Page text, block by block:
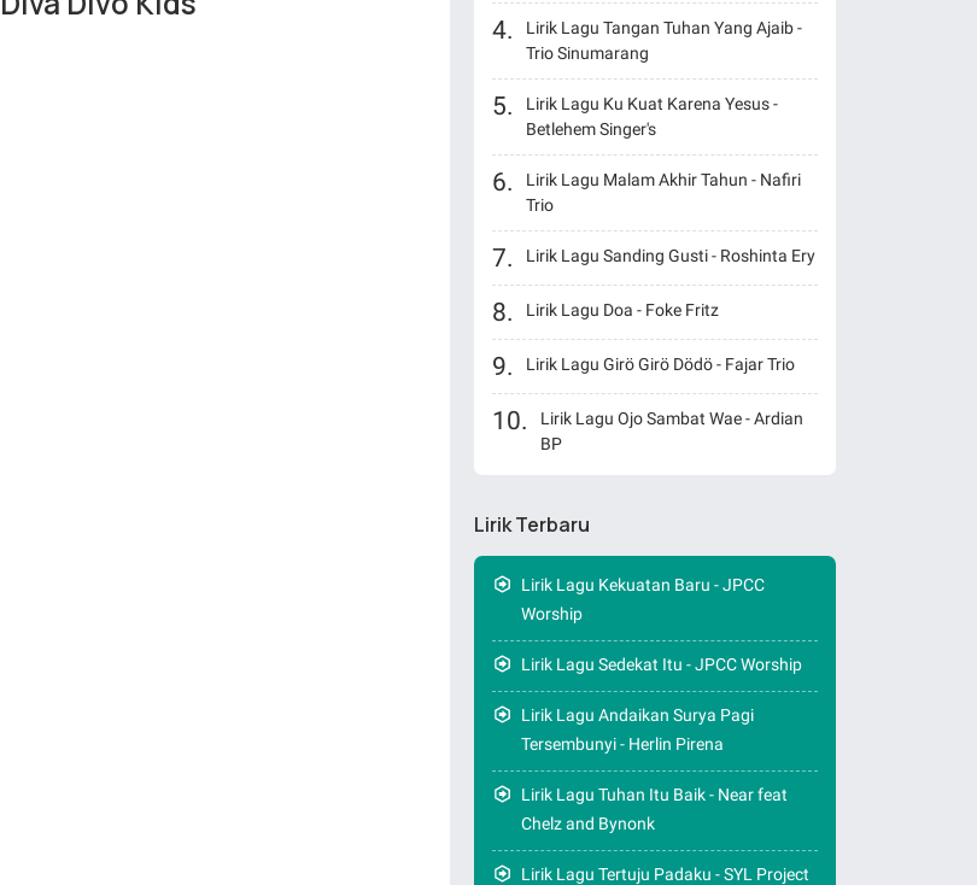
Lirik Lagu Tangan Tuhan Yang Ajaib -
Trio Sinumarang
Lirik Lagu Ku Kuat Karena Yesus -
Betlehem Singer's
Lirik Lagu Malam Akhir Tahun - Nafiri
Trio
Lirik Lagu Sanding Gusti - Roshinta Ery
Lirik Lagu Doa - Foke Fritz
Lirik Lagu Girö Girö Dödö - Fajar Trio
Lirik Lagu Ojo Sambat Wae - Ardian
BP
Lirik Terbaru
Lirik Lagu Kekuatan Baru - JPCC
Worship
Lirik Lagu Sedekat Itu - JPCC Worship
Lirik Lagu Andaikan Surya Pagi
Tersembunyi - Herlin Pirena
Lirik Lagu Tuhan Itu Baik - Near feat
Chelz and Bynonk
Lirik Lagu Tertuju Padaku - SYL Project